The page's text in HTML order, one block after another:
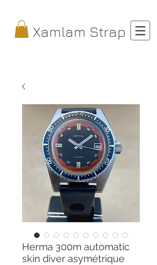
Xamlam Strap
Herma 300m automatic
skin diver asymétrique